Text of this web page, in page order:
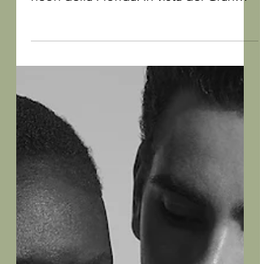
Hilfiger & Cadillac F1 per
Miami style
Il rombo dei motori della Formula 1 si
prepara a incontrare le atmosfere al
neon della Florida. In vista del Gran
Premio di Miami di inizio maggio,
Tommy Hilfiger svela un nuovo
capitolo della sua collaborazione con il
Cadillac Formula 1 Team, inaugurando